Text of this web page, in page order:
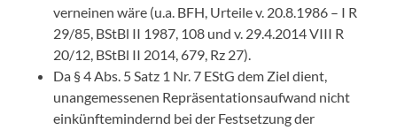
verneinen wäre (u.a. BFH, Urteile v. 20.8.1986 – I R
29/85, BStBl II 1987, 108 und v. 29.4.2014VIII R
20/12, BStBl II 2014, 679, Rz 27).
Da § 4 Abs. 5 Satz 1 Nr. 7 EStG dem Ziel dient,
unangemessenen Repräsentationsaufwand nicht
einkünftemindernd bei der Festsetzung der